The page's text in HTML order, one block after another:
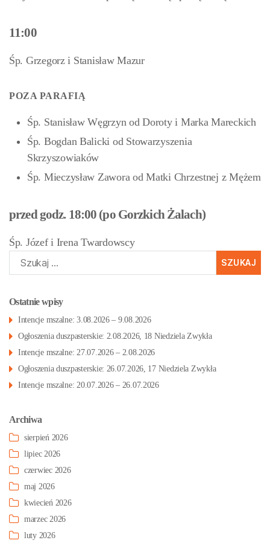
11:00
Śp. Grzegorz i Stanisław Mazur
POZA PARAFIĄ
Śp. Stanisław Węgrzyn od Doroty i Marka Mareckich
Śp. Bogdan Balicki od Stowarzyszenia
Skrzyszowiaków
Śp. Mieczysław Zawora od Matki Chrzestnej z Mężem
przed godz. 18:00 (po Gorzkich Żalach)
Śp. Józef i Irena Twardowscy
Szukaj:
Ostatnie wpisy
Intencje mszalne: 3.08.2026 – 9.08.2026
Ogłoszenia duszpasterskie: 2.08.2026, 18 Niedziela Zwykła
Intencje mszalne: 27.07.2026 – 2.08.2026
Ogłoszenia duszpasterskie: 26.07.2026, 17 Niedziela Zwykła
Intencje mszalne: 20.07.2026 – 26.07.2026
Archiwa
sierpień 2026
lipiec 2026
czerwiec 2026
maj 2026
kwiecień 2026
marzec 2026
luty 2026